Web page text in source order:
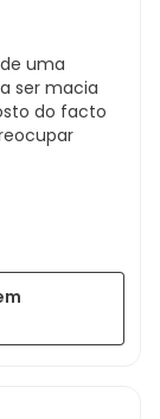
uma
ser macia
do facto